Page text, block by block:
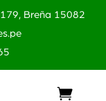
Breña 15082